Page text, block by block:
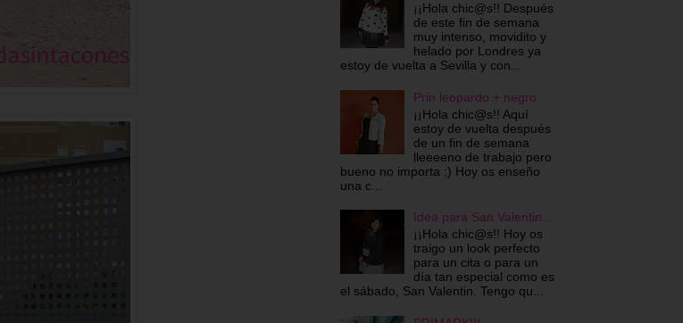
¡¡Hola chic@s!! Después
de este fin de semana
muy intenso, movidito y
helado por Londres ya
estoy de vuelta a Sevilla y con...
Prin leopardo + negro
¡¡Hola chic@s!! Aquí
estoy de vuelta después
de un fin de semana
lleeeeno de trabajo pero
bueno no importa ;) Hoy os enseño
una c...
Idea para San Valentin...
¡¡Hola chic@s!! Hoy os
traigo un look perfecto
para un cita o para un
día tan especial como es
el sábado, San Valentin. Tengo qu...